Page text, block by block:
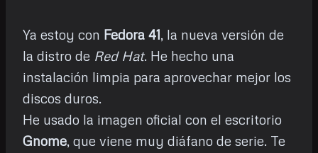
Ya estoy con Fedora 41, la nueva versión de
la distro de Red Hat. He hecho una
instalación limpia para aprovechar mejor los
discos duros.
He usado la imagen oficial con el escritorio
Gnome, que viene muy diáfano de serie. Te